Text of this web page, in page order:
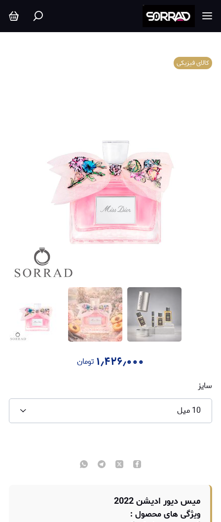
کالای فیزیکی
۱٫۴۲۶٫۰۰۰ تومان
سایز
10 میل
میس دیور ادیشن 2022
ویژگی های محصول :